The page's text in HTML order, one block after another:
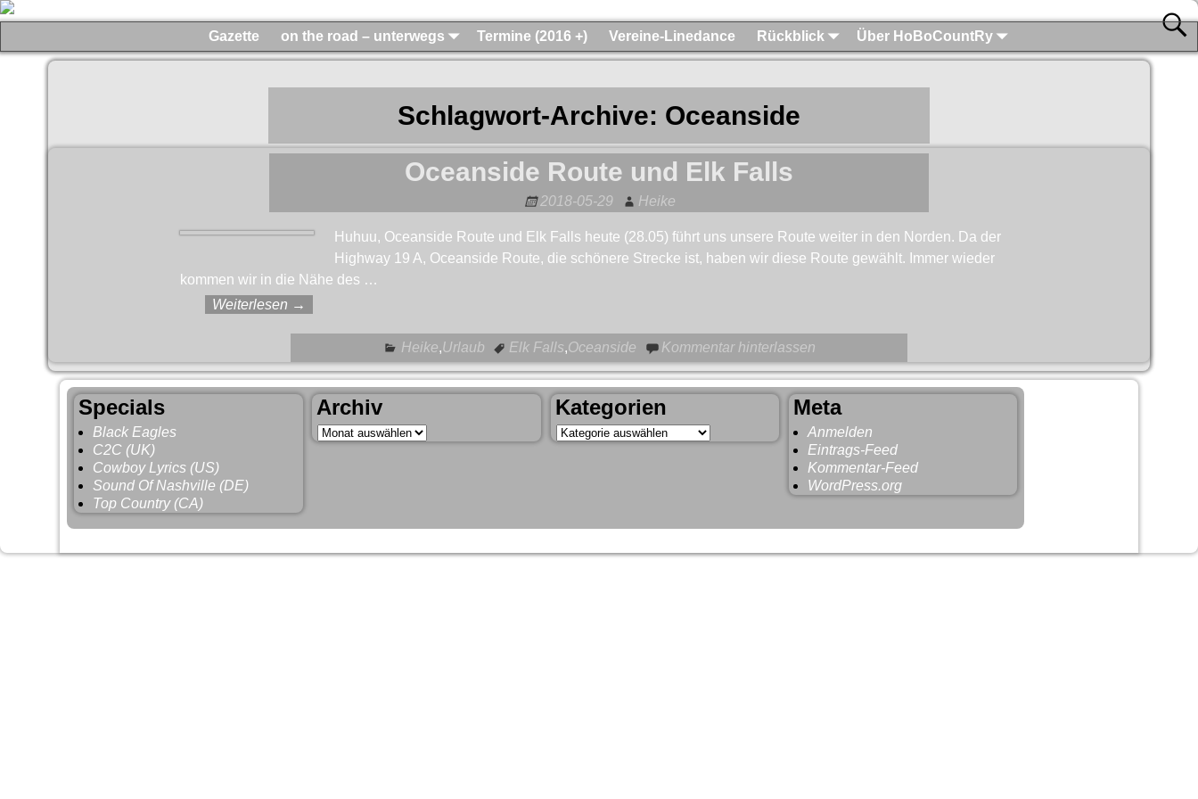
Gazette on the road – unterwegs Termine (2016 +) Vereine-Linedance Rückblick Über HoBoCountRy
Schlagwort-Archive: Oceanside
Oceanside Route und Elk Falls
2018-05-29 Heike
Huhuu, Oceanside Route und Elk Falls heute (28.05) führt uns unsere Route weiter in den Norden. Da der
Highway 19 A, Oceanside Route, die schönere Strecke ist, haben wir diese Route gewählt. Immer wieder
kommen wir in die Nähe des …
Weiterlesen →
Heike,Urlaub Elk Falls,Oceanside Kommentar hinterlassen
Specials
Black Eagles
C2C (UK)
Cowboy Lyrics (US)
Sound Of Nashville (DE)
Top Country (CA)
Archiv Kategorien Meta
Anmelden
Eintrags-Feed
Kommentar-Feed
WordPress.org